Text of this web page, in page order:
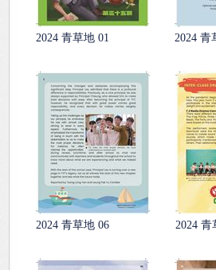
2024 青草地 01 2024 青
2024 青草地 06 2024 青